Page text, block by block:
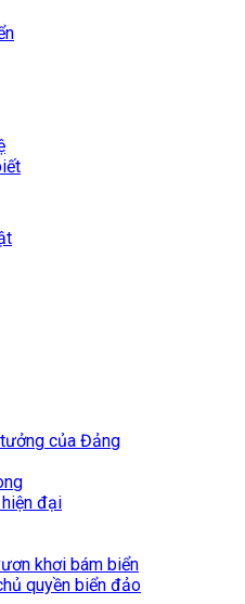
của Đảng
hiện đại
khơi bám biển
quyền biển đảo